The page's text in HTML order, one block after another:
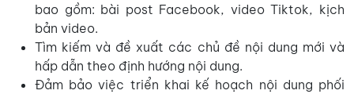
bao gồm: bài post Facebook, video Tiktok, kịch
bản video.
Tìm kiếm và đề xuất các chủ đề nội dung mới và
hấp dẫn theo định hướng nội dung.
Đảm bảo việc triển khai kế hoạch nội dung phối